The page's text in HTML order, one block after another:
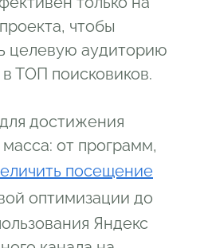
чтобы
целевую аудиторию
ТОП поисковиков.
достижения
от программ,
посещение
оптимизации до
Яндекс